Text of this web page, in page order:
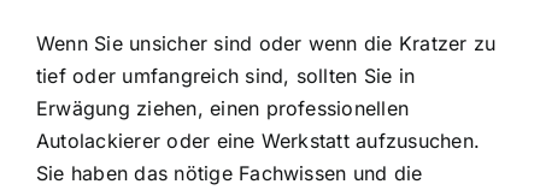
Wenn Sie unsicher sind oder wenn die Kratzer zu
tief oder umfangreich sind, sollten Sie in
Erwägung ziehen, einen professionellen
Autolackierer oder eine Werkstatt aufzusuchen.
Sie haben das nötige Fachwissen und die